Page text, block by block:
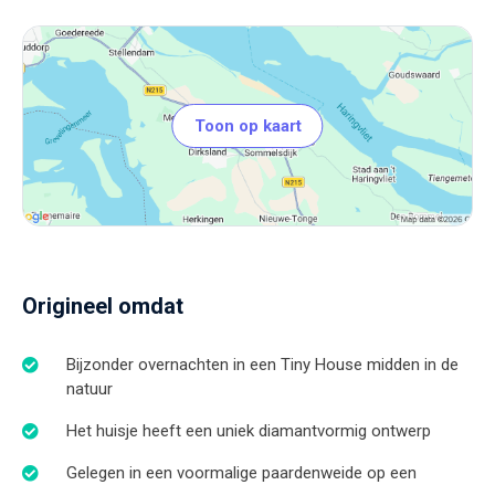
Toon op kaart
Origineel omdat
Bijzonder overnachten in een Tiny House midden in de
natuur
Het huisje heeft een uniek diamantvormig ontwerp
Gelegen in een voormalige paardenweide op een